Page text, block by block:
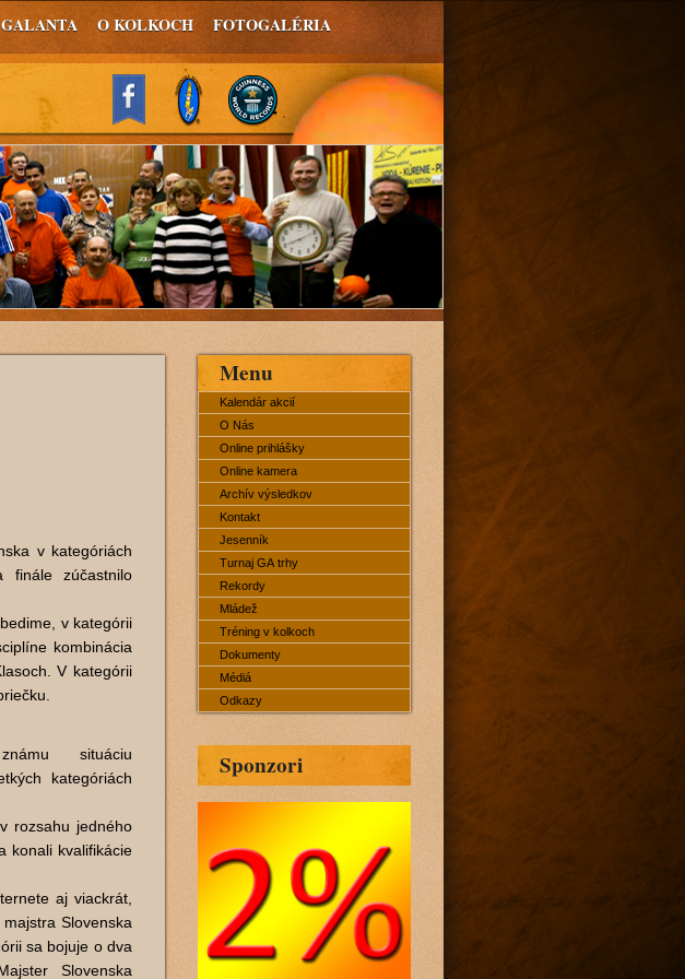
O KOLKOCH FOTOGALÉRIA
v kategóriách
zúčastnilo
v kategórii
kombinácia
V kategórii
situáciu
kategóriách
rozsahu jedného
konali kvalifikácie
aj viackrát,
Slovenska
sa bojuje o dva
Slovenska
Menu
Kalendár akcií
O Nás
Online prihlášky
Online kamera
Archív výsledkov
Kontakt
Jesenník
Turnaj GA trhy
Rekordy
Mládež
Tréning v kolkoch
Dokumenty
Médiá
Odkazy
Sponzori